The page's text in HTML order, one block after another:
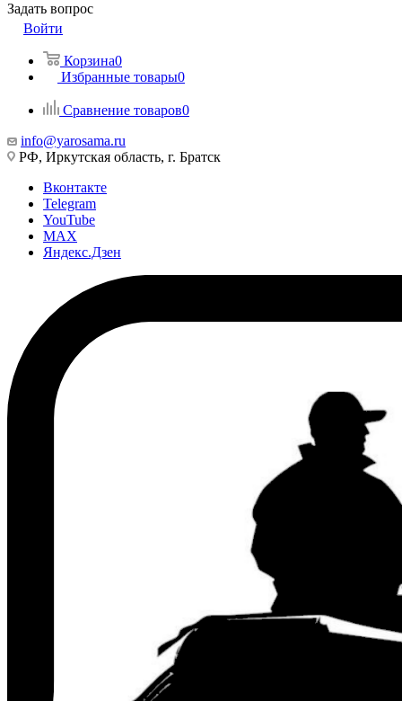
Задать вопрос
Войти
Корзина0
Избранные товары0
Сравнение товаров0
info@yarosama.ru
РФ, Иркутская область, г. Братск
Вконтакте
Telegram
YouTube
MAX
Яндекс.Дзен